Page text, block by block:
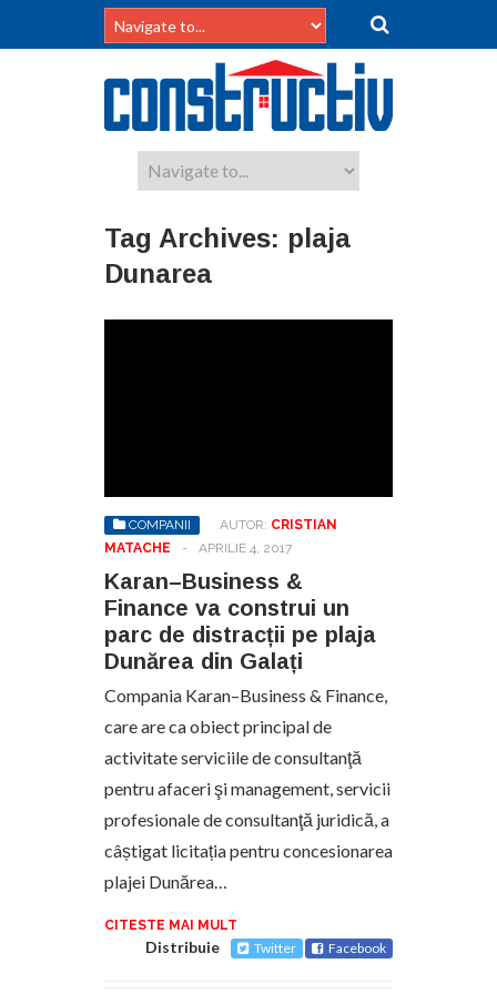
Tag Archives: plaja
Dunarea
COMPANII AUTOR: CRISTIAN
MATACHE
- APRILIE 4, 2017
Karan–Business &
Finance va construi un
parc de distracții pe plaja
Dunărea din Galați
Compania Karan–Business & Finance,
care are ca obiect principal de
activitate serviciile de consultanţă
pentru afaceri şi management, servicii
profesionale de consultanţă juridică, a
câștigat licitația pentru concesionarea
plajei Dunărea…
CITESTE MAI MULT
Distribuie Twitter Facebook